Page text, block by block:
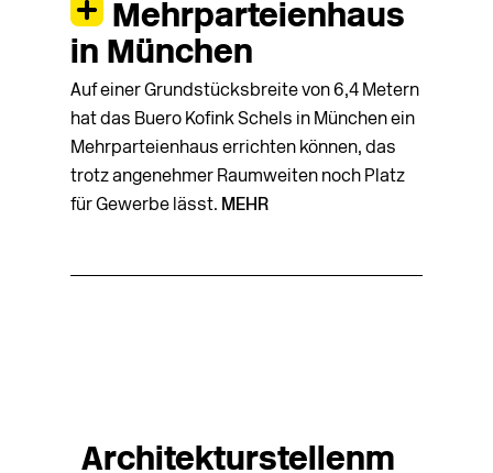
Mehrparteienhaus
in München
Auf einer Grundstücksbreite von 6,4 Metern
hat das Buero Kofink Schels in München ein
Mehrparteienhaus errichten können, das
trotz angenehmer Raumweiten noch Platz
für Gewerbe lässt. MEHR
Architekturstellenm